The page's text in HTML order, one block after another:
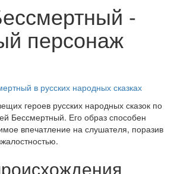
-
персонаж
героев русских народных сказок по
Бессмертный. Его образ способен
впечатление на слушателя, поразив